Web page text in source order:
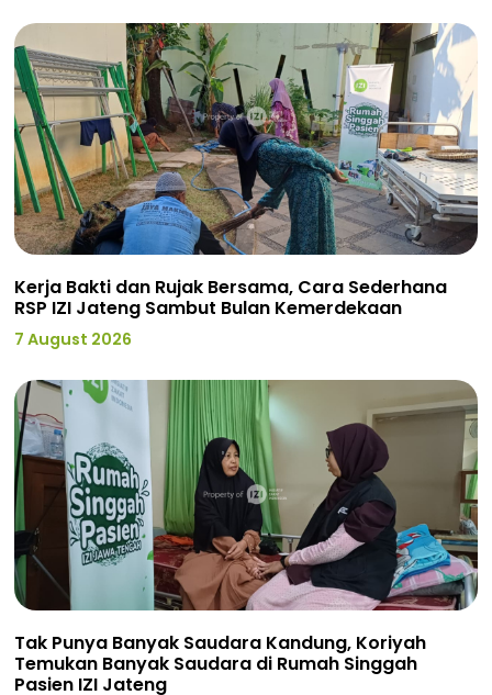
Kerja Bakti dan Rujak Bersama, Cara Sederhana
RSP IZI Jateng Sambut Bulan Kemerdekaan
7 August 2026
Tak Punya Banyak Saudara Kandung, Koriyah
Temukan Banyak Saudara di Rumah Singgah
Pasien IZI Jateng